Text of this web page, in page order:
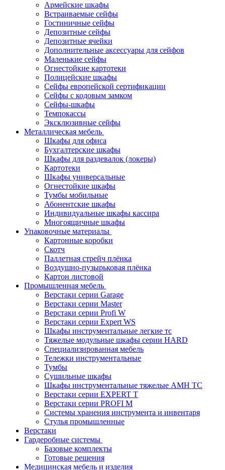
Армейские шкафы
Встраиваемые сейфы
Гостиничные сейфы
Депозитные сейфы
Депозитные ячейки
Дополнительные аксессуары для сейфов
Маленькие сейфы
Огнестойкие картотеки
Полицейские шкафы
Сейфы европейской сертификации
Сейфы с кодовым замком
Сейфы-шкафы
Темпокассы
Эксклюзивные сейфы
Металлическая мебель
Шкафы для офиса
Бухгалтерские шкафы
Шкафы для раздевалок (локеры)
Картотеки
Шкафы универсальные
Огнестойкие шкафы
Тумбы мобильные
Абонентские шкафы
Индивидуальные шкафы кассира
Многоящичные шкафы
Упаковочные материалы
Картонные коробки
Скотч
Паллетная стрейч плёнка
Воздушно-пузырьковая плёнка
Картон листовой
Промышленная мебель
Верстаки серии Garage
Верстаки серии Master
Верстаки серии Profi W
Верстаки серии Expert WS
Шкафы инструментальные легкие тс
Тяжелые модульные шкафы серии HARD
Cпециализированная мебель
Тележки инструментальные
Тумбы
Cушильные шкафы
Шкафы инструментальные тяжелые AMH TC
Верстаки серии EXPERT T
Верстаки серии PROFI M
Системы хранения инструмента и инвентаря
Стулья промышленные
Верстаки
Гардеробные системы
Базовые комплекты
Готовые решения
Медицинская мебель и изделия